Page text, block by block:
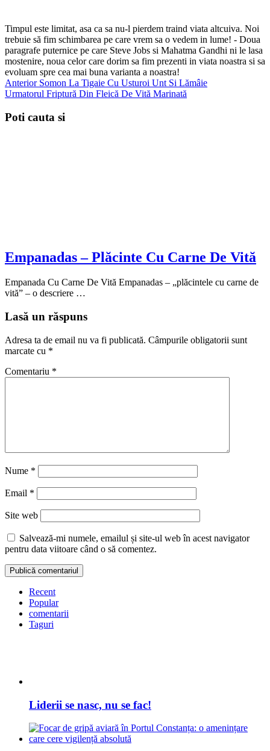
Timpul este limitat, asa ca sa nu-l pierdem traind viata altcuiva. Noi
trebuie să fim schimbarea pe care vrem sa o vedem in lume! - Doua
paragrafe puternice pe care Steve Jobs si Mahatma Gandhi ni le lasa
mostenire, noua celor care dorim sa fim prezenti in viata noastra si sa
evoluam spre cea mai buna varianta a noastra!
AnteriorSomon La Tigaie Cu Usturoi Unt Si Lămâie
Urmatorul Friptură Din Fleică De Vită Marinată
Poti cauta si
Empanadas – Plăcinte Cu Carne De Vită
Empanada Cu Carne De Vită Empanadas – „plăcintele cu carne de
vită” – o descriere …
Lasă un răspuns
Adresa ta de email nu va fi publicată. Câmpurile obligatorii sunt
marcate cu *
Comentariu *
Nume *
Email *
Site web
Salvează-mi numele, emailul și site-ul web în acest navigator
pentru data viitoare când o să comentez.
Recent
Popular
comentarii
Taguri
Liderii se nasc, nu se fac!